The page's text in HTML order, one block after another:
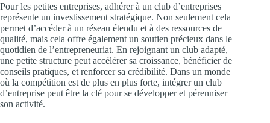
Pour les petites entreprises, adhérer à un club d’entreprises
représente un investissement stratégique. Non seulement cela
permet d’accéder à un réseau étendu et à des ressources de
qualité, mais cela offre également un soutien précieux dans le
quotidien de l’entrepreneuriat. En rejoignant un club adapté,
une petite structure peut accélérer sa croissance, bénéficier de
conseils pratiques, et renforcer sa crédibilité. Dans un monde
où la compétition est de plus en plus forte, intégrer un club
d’entreprise peut être la clé pour se développer et pérenniser
son activité.